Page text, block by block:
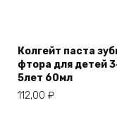
Колгейт паста
фтора для детей
5лет 60мл
112,00 ₽